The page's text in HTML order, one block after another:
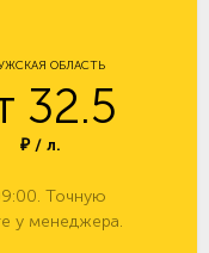
ОБЛАСТЬ
32.5
₽ / л.
Точную
у менеджера.